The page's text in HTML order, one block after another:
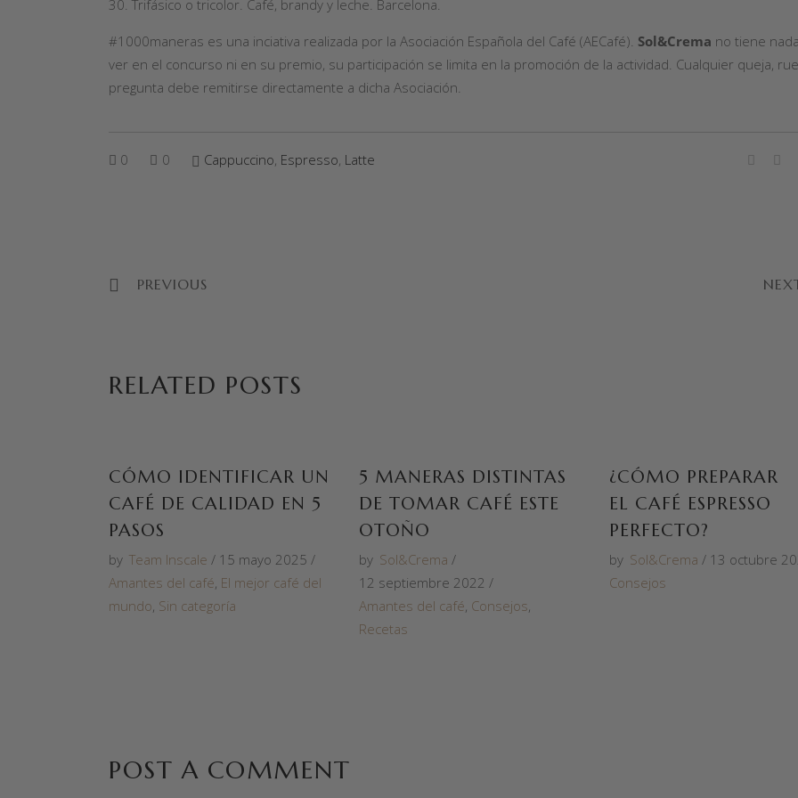
Trifásico o tricolor. Café, brandy y leche. Barcelona.
#1000maneras es una inciativa realizada por la Asociación Española del Café (AECafé). Sol&Crema no tiene
ver en el concurso ni en su premio, su participación se limita en la promoción de la actividad. Cualquier queja,
pregunta debe remitirse directamente a dicha Asociación.
0 0 Cappuccino, Espresso, Latte
PREVIOUS
RELATED POSTS
CÓMO IDENTIFICAR UN
CAFÉ DE CALIDAD EN 5
PASOS
by Team Inscale
15 mayo 2025
Amantes del café, El mejor café del
mundo, Sin categoría
5 MANERAS DISTINTAS
DE TOMAR CAFÉ ESTE
OTOÑO
by Sol&Crema
12 septiembre 2022
Amantes del café, Consejos,
Recetas
¿CÓMO PREPARAR
EL CAFÉ ESPRESSO
PERFECTO?
by Sol&Crema
13 octubre
Consejos
POST A COMMENT